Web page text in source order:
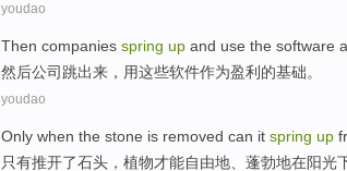
youdao
Then companies spring up and use the software
然后公司 跳出来， 用这些软件作为盈利 的基础。
youdao
Only when the stone is removed can it spring up
只有推开了石头 ，植物才能自由地、 蓬勃地在阳光